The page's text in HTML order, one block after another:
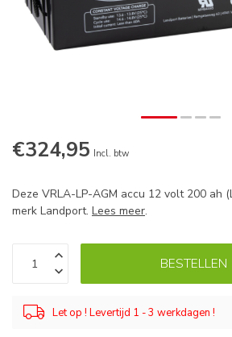
€324,95 Incl. btw
Deze VRLA-LP-AGM accu 12 volt 200 ah
merk Landport. Lees meer.
BESTELLEN
Let op ! Levertijd 1 - 3 werkdagen !